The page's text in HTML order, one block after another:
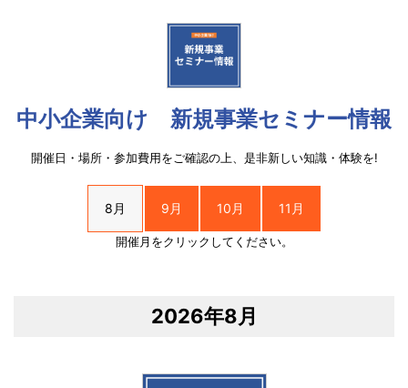
中小企業向け 新規事業セミナー情報
開催日・場所・参加費用をご確認の上、是非新しい知識・体験を!
8月 9月 10月 11月
開催月をクリックしてください。
2026年8月